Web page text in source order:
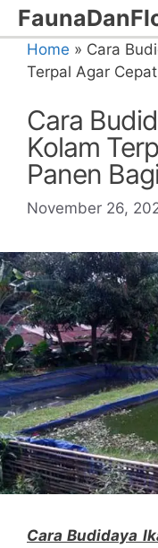
Skip
to
content
Home » Cara
Terpal Agar
Cara
Kolam
Panen
November 26,
Cara Budidaya